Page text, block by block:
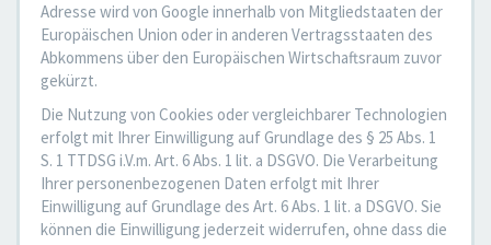
Adresse wird von Google innerhalb von Mitgliedstaaten der
Europäischen Union oder in anderen Vertragsstaaten des
Abkommens über den Europäischen Wirtschaftsraum zuvor
gekürzt.
Die Nutzung von Cookies oder vergleichbarer Technologien
erfolgt mit Ihrer Einwilligung auf Grundlage des § 25 Abs. 1
S. 1 TTDSG i.V.m. Art. 6 Abs. 1 lit. a DSGVO. Die Verarbeitung
Ihrer personenbezogenen Daten erfolgt mit Ihrer
Einwilligung auf Grundlage des Art. 6 Abs. 1 lit. a DSGVO. Sie
können die Einwilligung jederzeit widerrufen, ohne dass die